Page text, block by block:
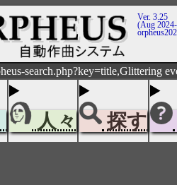
Ver. 3.25
(Aug
search.php?key=title,Glittering
人々 探す